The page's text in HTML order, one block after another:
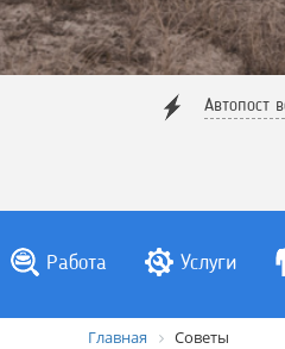
Автопост
Работа Услуги
Главная Советы